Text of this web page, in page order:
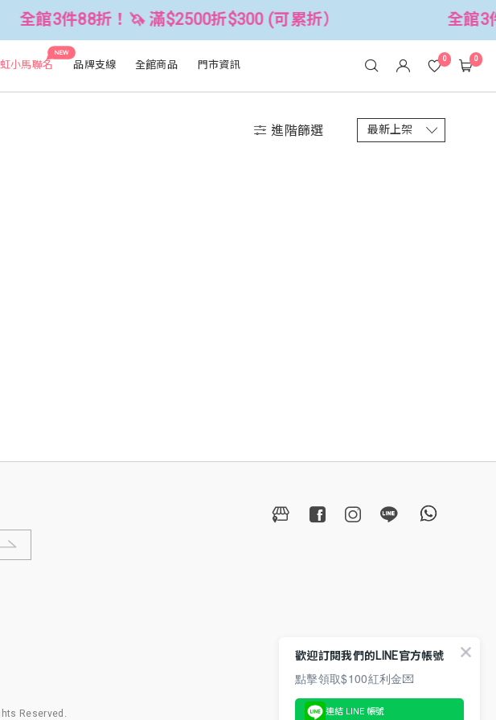
全館3件88折！🦄 滿$2500折$300 (可累折） 全館3
NEW
小馬聯名 品牌支線 全館商品 門市資訊 0 0
進階篩選
Reserved.
歡迎訂閱我們的LINE官方帳號
點擊領取$100紅利金💌
連結 LINE 帳號